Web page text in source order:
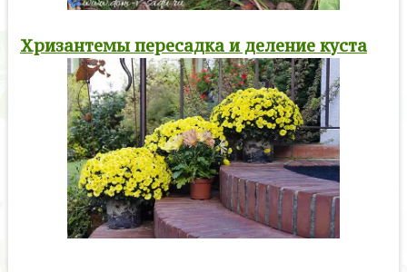
Хризантемы пересадка и деление куста